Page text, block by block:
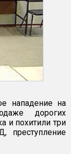
нападение на
дорогих
и похитили три
преступление